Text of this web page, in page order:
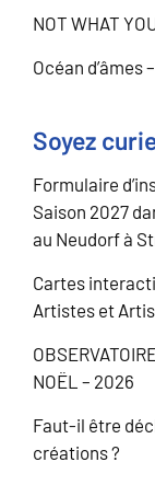
NOT WHAT
Océan d’âmes
Soyez
Formulaire
Saison 2027
au Neudorf à
Cartes
Artistes et
NOËL – 2026
Faut-il être
créations ?